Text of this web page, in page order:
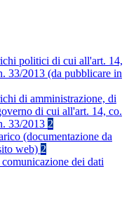
politici di cui all'art. 14,
33/2013 (da pubblicare in
di amministrazione, di
di cui all'art. 14, co.
33/2013 2
(documentazione da
web) 2
dei dati